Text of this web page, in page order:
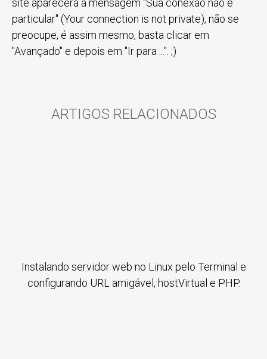
site aparecerá a mensagem "Sua conexão não é
particular" (Your connection is not private), não se
preocupe, é assim mesmo, basta clicar em
"Avançado" e depois em "Ir para ...". ;)
ARTIGOS RELACIONADOS
Instalando servidor web no Linux pelo Terminal e
configurando URL amigável, hostVirtual e PHP.